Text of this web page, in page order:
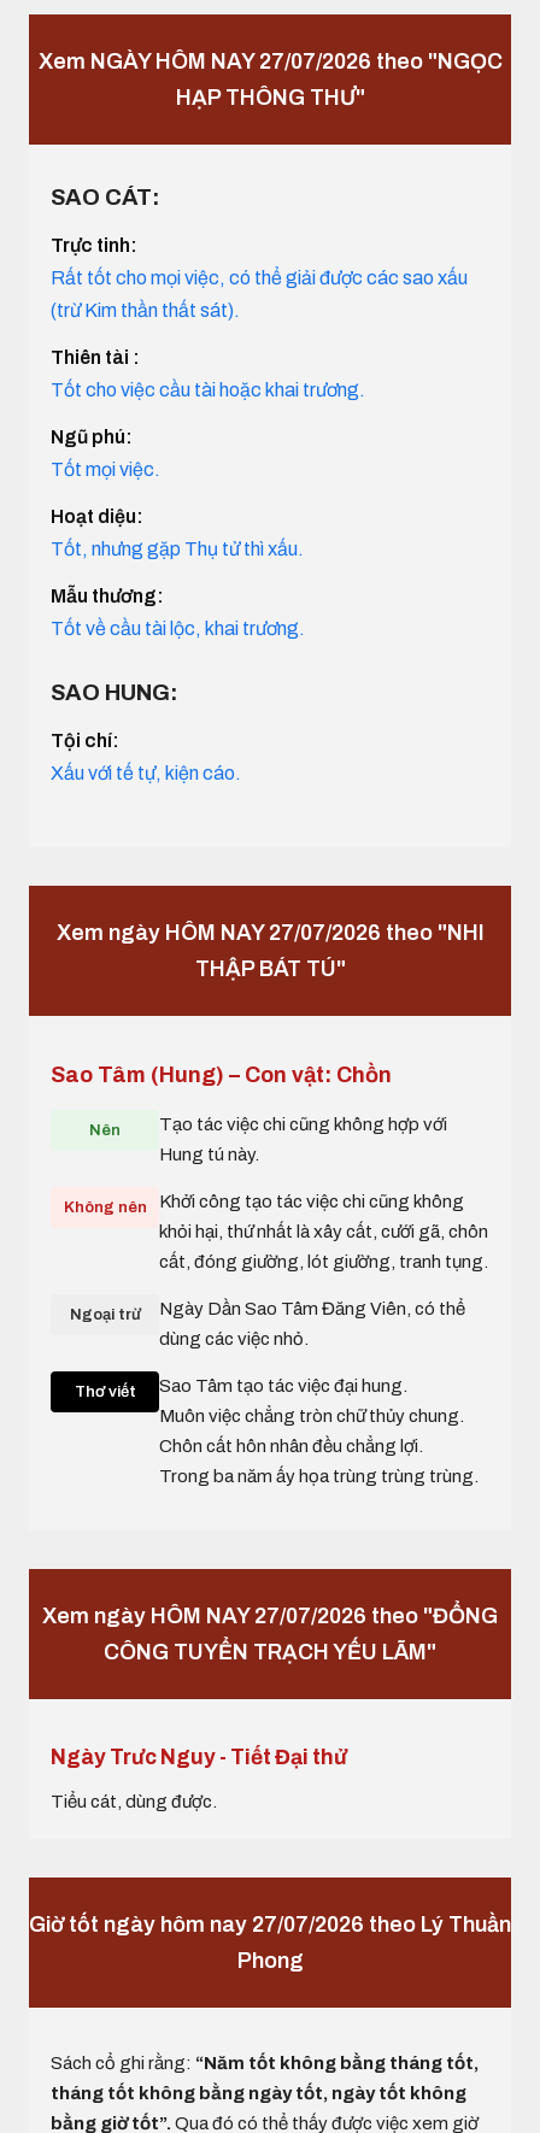
Xem NGÀY HÔM NAY 27/07/2026 theo "NGỌC
HẠP THÔNG THƯ"
SAO CÁT:
Trực tinh:
Rất tốt cho mọi việc, có thể giải được các sao xấu
(trừ Kim thần thất sát).
Thiên tài :
Tốt cho việc cầu tài hoặc khai trương.
Ngũ phú:
Tốt mọi việc.
Hoạt diệu:
Tốt, nhưng gặp Thụ tử thì xấu.
Mẫu thương:
Tốt về cầu tài lộc, khai trương.
SAO HUNG:
Tội chí:
Xấu với tế tự, kiện cáo.
Xem ngày HÔM NAY 27/07/2026 theo "NHI
THẬP BÁT TÚ"
Sao Tâm (Hung) – Con vật: Chồn
Nên
Tạo tác việc chi cũng không hợp với
Hung tú này.
Không nên
Khởi công tạo tác việc chi cũng không
khỏi hại, thứ nhất là xây cất, cưới gã, chôn
cất, đóng giường, lót giường, tranh tụng.
Ngoại trừ
Ngày Dần Sao Tâm Đăng Viên, có thể
dùng các việc nhỏ.
Thơ viết
Sao Tâm tạo tác việc đại hung.
Muôn việc chẳng tròn chữ thủy chung.
Chôn cất hôn nhân đều chẳng lợi.
Trong ba năm ấy họa trùng trùng trùng.
Xem ngày HÔM NAY 27/07/2026 theo "ĐỔNG
CÔNG TUYỂN TRẠCH YẾU LÃM"
Ngày Trưc Nguy - Tiết Đại thử
Tiểu cát, dùng được.
Giờ tốt ngày hôm nay 27/07/2026 theo Lý Thuần
Phong
Sách cổ ghi rằng: “Năm tốt không bằng tháng tốt,
tháng tốt không bằng ngày tốt, ngày tốt không
bằng giờ tốt”. Qua đó có thể thấy được việc xem giờ